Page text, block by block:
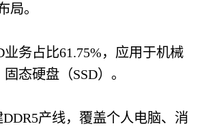
局。
务占比61.75%，应用于机械
态硬盘（SSD）。
产线，覆盖个人电脑、消